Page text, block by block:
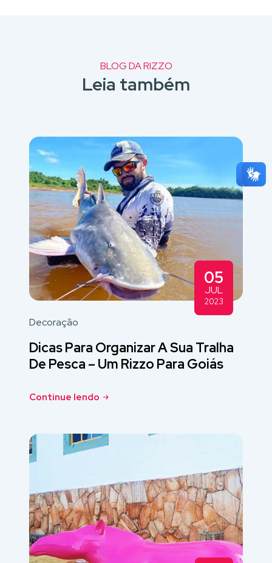
BLOG DA RIZZO
Leia também
05
JUL
2023
Decoração
Dicas Para Organizar A Sua Tralha
De Pesca – Um Rizzo Para Goiás
Continue lendo